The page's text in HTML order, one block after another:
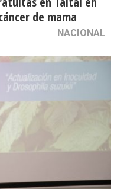
de mama
NACIONAL